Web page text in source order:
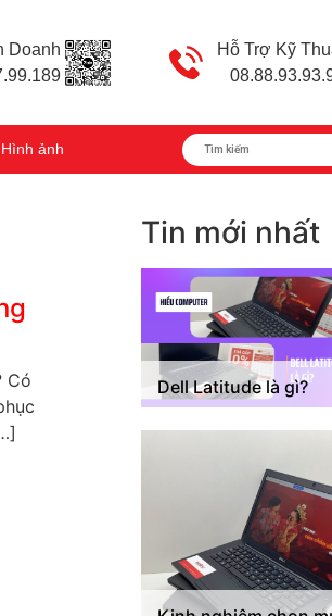
Doanh
Hỗ Trợ Kỹ
Hình ảnh
Có
Tin mới nhất
Dell Latitude là gì?